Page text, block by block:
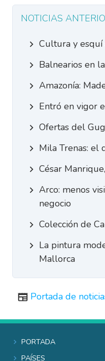
NOTICIAS
Cultura y esquí
Balnearios en
Amazonía:
Entró en vigor
Ofertas del
Mila Trenas: el
César
Arco: menos
negocio
Colección de
La pintura
Mallorca
Portada de
Portada
Países